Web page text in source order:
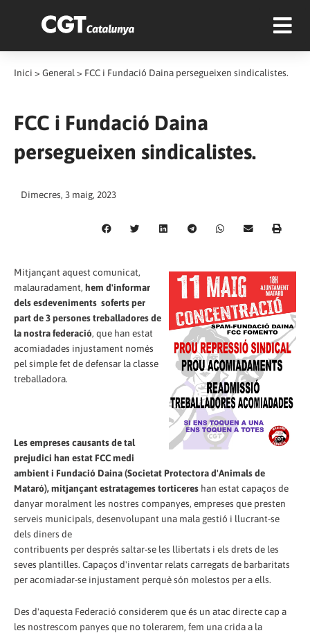
Inici > General > FCC i Fundació Daina persegueixen sindicalistes.
FCC i Fundació Daina
persegueixen sindicalistes.
Dimecres, 3 maig, 2023
Mitjançant aquest comunicat,
malauradament, hem d'informar
dels esdeveniments soferts per
part de 3 persones treballadores de
la nostra federació, que han estat
acomiadades injustament només
pel simple fet de defensar la classe
treballadora.
Les empreses causants de tal
prejudici han estat FCC medi
ambient i Fundació Daina(Societat Protectora d'Animals de
Mataró), mitjançant estratagemes torticeres han estat capaços de
danyar moralment les nostres companyes, empreses que presten
serveis municipals, desenvolupant una mala gestió i llucrant-se
dels diners de
contribuents per després saltar-se les llibertats i els drets de les
seves plantilles. Capaços d'inventar relats carregats de barbaritats
per acomiadar-se injustament perquè són molestos per a ells.
Des d'aquesta Federació considerem que és un atac directe cap a
les nostrescom panyes que no tolerarem, fem una crida a la